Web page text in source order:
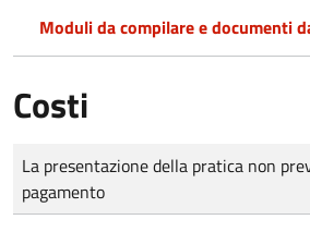
Moduli da compilare e documenti
Costi
Tipo di pagamento
Importo
La presentazione della pratica non
pagamento